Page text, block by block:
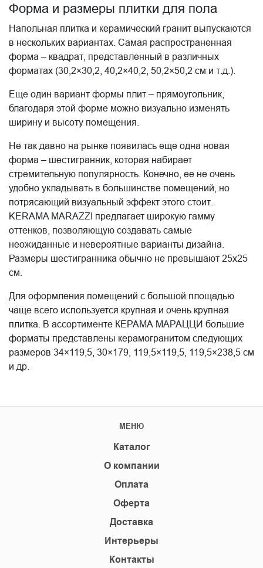
Форма и размеры плитки для пола
Напольная плитка и керамический гранит выпускаются
в нескольких вариантах. Самая распространенная
форма – квадрат, представленный в различных
форматах (30,2×30,2, 40,2×40,2, 50,2×50,2 см и т.д.).
Еще один вариант формы плит – прямоугольник,
благодаря этой форме можно визуально изменять
ширину и высоту помещения.
Не так давно на рынке появилась еще одна новая
форма – шестигранник, которая набирает
стремительную популярность. Конечно, ее не очень
удобно укладывать в большинстве помещений, но
потрясающий визуальный эффект этого стоит.
KERAMA MARAZZI предлагает широкую гамму
оттенков, позволяющую создавать самые
неожиданные и невероятные варианты дизайна.
Размеры шестигранника обычно не превышают 25х25
см.
Для оформления помещений с большой площадью
чаще всего используется крупная и очень крупная
плитка. В ассортименте КЕРАМА МАРАЦЦИ большие
форматы представлены керамогранитом следующих
размеров 34×119,5, 30×179, 119,5×119,5, 119,5×238,5 см
и др.
МЕНЮ
Каталог
О компании
Оплата
Оферта
Доставка
Интерьеры
Контакты